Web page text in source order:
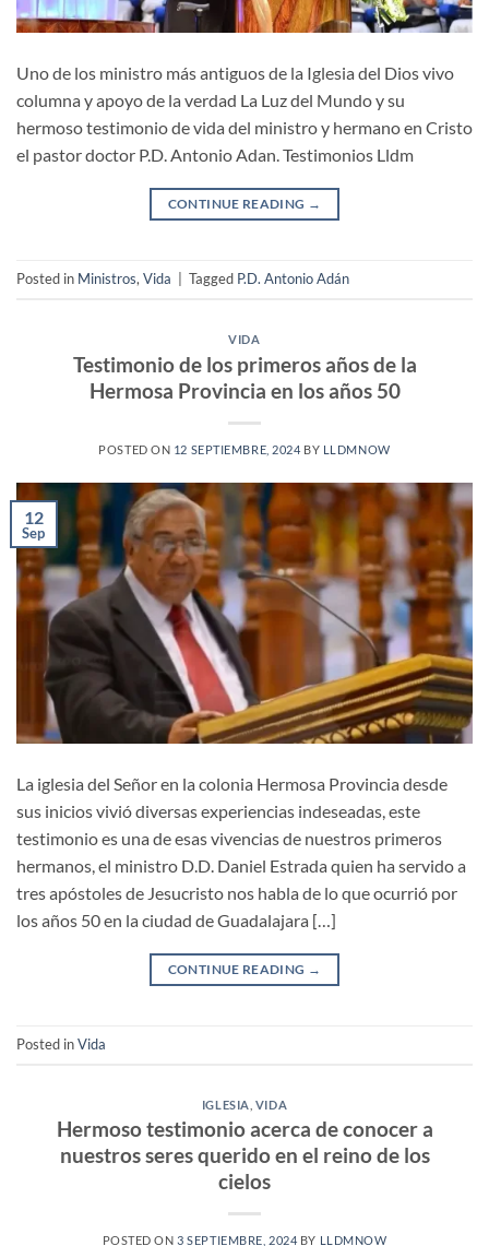
Uno de los ministro más antiguos de la Iglesia del Dios vivo
columna y apoyo de la verdad La Luz del Mundo y su
hermoso testimonio de vida del ministro y hermano en Cristo
el pastor doctor P.D. Antonio Adan. Testimonios Lldm
CONTINUE READING →
Posted in Ministros,Vida Tagged P.D. Antonio Adán
VIDA
Testimonio de los primeros años de la
Hermosa Provincia en los años 50
POSTED ON 12 SEPTIEMBRE, 2024 BY LLDMNOW
12
Sep
La iglesia del Señor en la colonia Hermosa Provincia desde
sus inicios vivió diversas experiencias indeseadas, este
testimonio es una de esas vivencias de nuestros primeros
hermanos, el ministro D.D. Daniel Estrada quien ha servido a
tres apóstoles de Jesucristo nos habla de lo que ocurrió por
los años 50 en la ciudad de Guadalajara […]
CONTINUE READING →
Posted inVida
IGLESIA VIDA
Hermoso testimonio acerca de conocer a
nuestros seres querido en el reino de los
cielos
POSTED ON3 SEPTIEMBRE, 2024 BY LLDMNOW